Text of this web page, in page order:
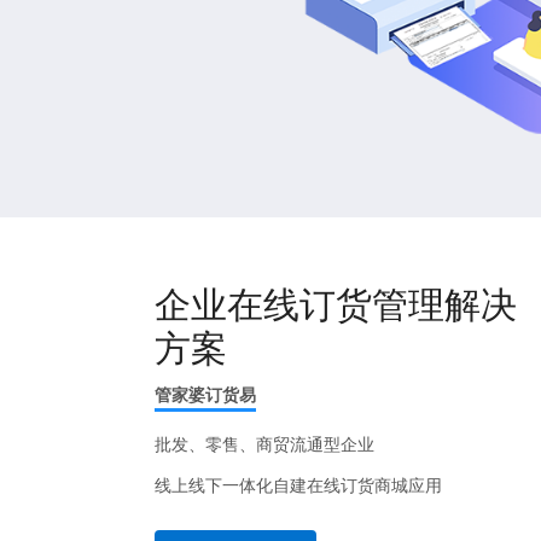
企业在线订货管理解决
方案
管家婆订货易
批发、零售、商贸流通型企业
线上线下一体化自建在线订货商城应用